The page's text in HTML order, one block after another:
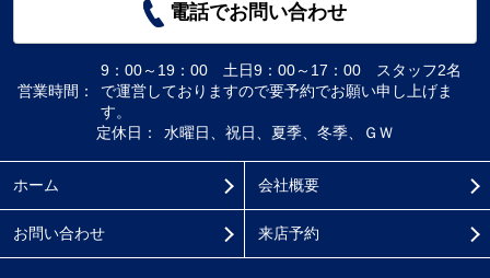
電話でお問い合わせ
営業時間：
9：00～19：00 土日9：00～17：00 スタッフ2名
で運営しておりますので要予約でお願い申し上げま
す。
定休日：
水曜日、祝日、夏季、冬季、ＧＷ
ホーム 会社概要
お問い合わせ 来店予約